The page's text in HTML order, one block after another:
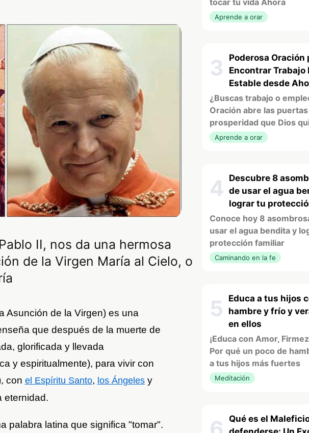
II, nos da una hermosa
de la Virgen María al Cielo, o
Asunción de la Virgen) es una
que después de la muerte de
glorificada y llevada
y espiritualmente), para vivir con
con el Espíritu Santo, los Ángelesy
eternidad.
palabra latina que significa "tomar".
Aprende a orar
3
Poderosa Oración
Encontrar Trabajo
Estable desde
¿Buscas trabajo o
Oración abre las
prosperidad que Dios
Aprende a orar
4
Descubre 8
de usar el agua
lograr tu
Conoce hoy 8
usar el agua bendita y
protección familiar
Caminando en la fe
5
Educa a tus hijos
hambre y frío y
en ellos
¡Educa con Amor,
Por qué un poco de
a tus hijos más fuertes
Meditación
Qué es el